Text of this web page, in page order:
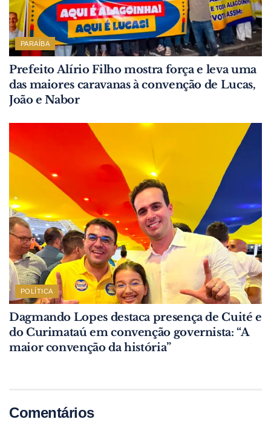
PARAÍBA
Prefeito Alírio Filho mostra força e leva uma
das maiores caravanas à convenção de Lucas,
João e Nabor
POLÍTICA
Dagmando Lopes destaca presença de Cuité e
do Curimataú em convenção governista: “A
maior convenção da história”
Comentários